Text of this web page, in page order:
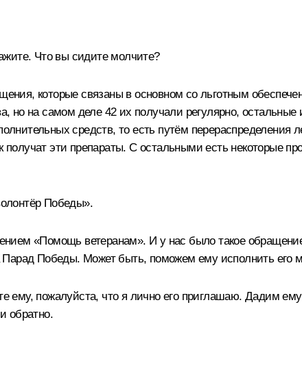
Что вы сидите молчите?
которые связаны в основном со льготным
но на самом деле 42 их получали регулярно,
средств, то есть путём
получат эти препараты. С остальными есть
Победы».
«Помощь ветеранам». И у нас было такое
Парад Победы. Может быть, поможем ему исполнить его
ему, пожалуйста, что я лично его приглашаю. Дадим
обратно.